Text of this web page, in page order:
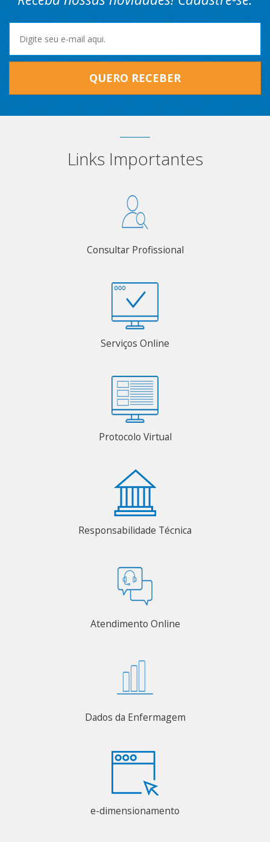
QUERO RECEBER
Links Importantes
Consultar Profissional
Serviços Online
Protocolo Virtual
Responsabilidade Técnica
Atendimento Online
Dados da Enfermagem
e-dimensionamento